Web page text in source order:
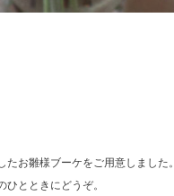
たお雛様ブーケをご用意しました。
とときにどうぞ。